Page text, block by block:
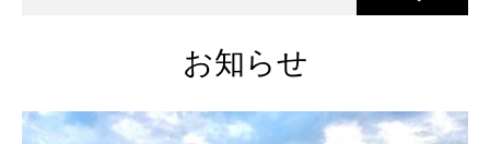
お知らせ